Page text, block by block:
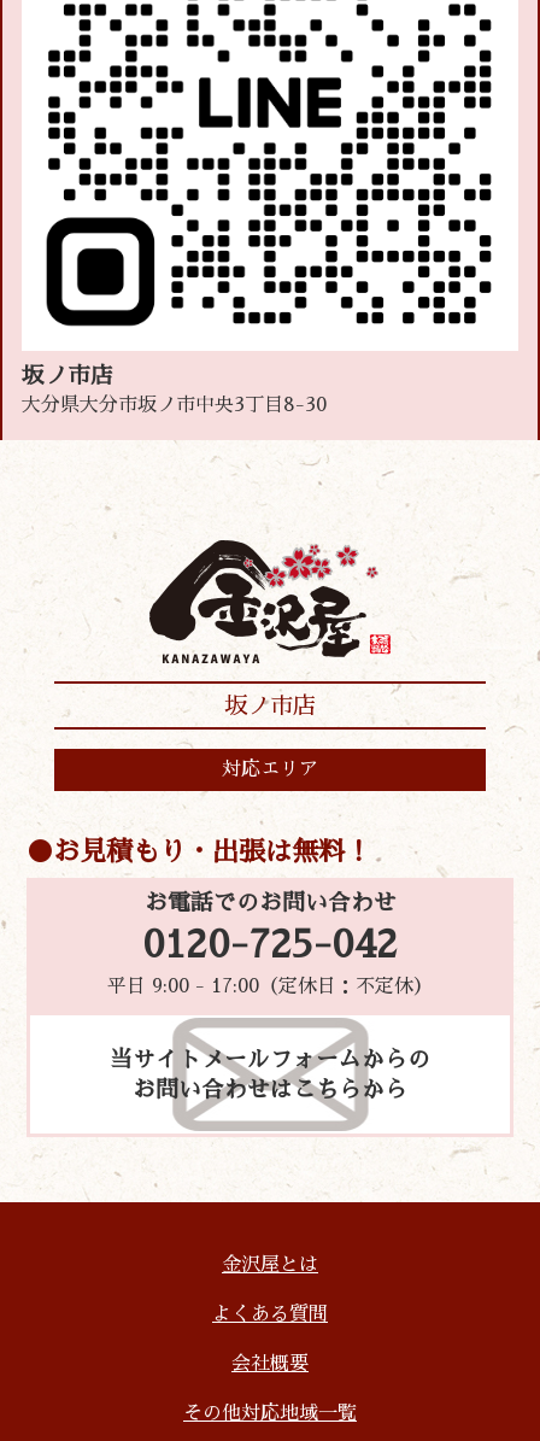
坂ノ市店
大分県大分市坂ノ市中央3丁目8-30
坂ノ市店
対応エリア
お見積もり・出張は無料！
お電話でのお問い合わせ
0120-725-042
平日 9:00 - 17:00（定休日：不定休）
当サイトメールフォームからの
お問い合わせはこちらから
金沢屋とは
よくある質問
会社概要
その他対応地域一覧